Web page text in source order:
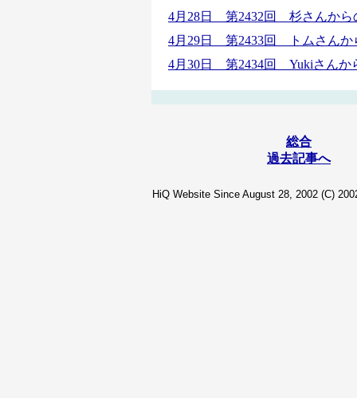
4月28日 第2432回 杉さんから
4月29日 第2433回 トムさんか
4月30日 第2434回 Yukiさんか
総合
過去記事へ
HiQ Website Since August 28, 2002 (C)